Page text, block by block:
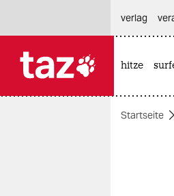
themen
verlag
hitze
Startseite